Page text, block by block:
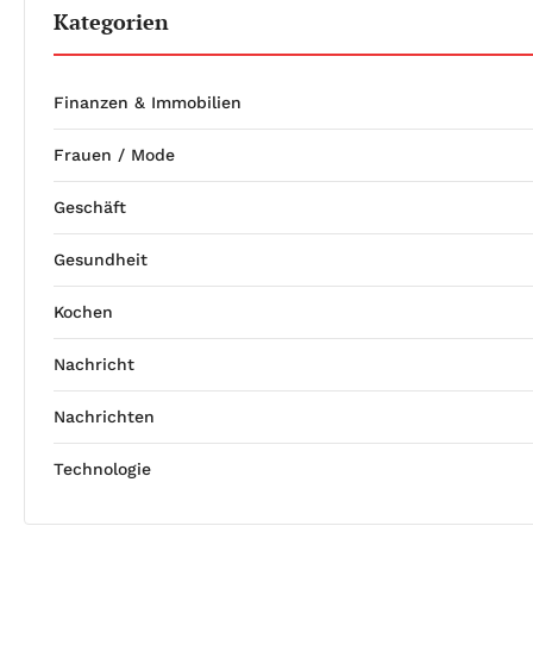
Kategorien
Finanzen & Immobilien
Frauen / Mode
Geschäft
Gesundheit
Kochen
Nachricht
Nachrichten
Technologie